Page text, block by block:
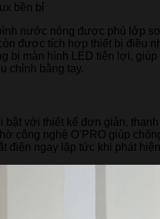
bền bỉ
nước nóng được phủ lớp
được tích hợp thiết bị điều
bị màn hình LED tiện lợi,
chỉnh bằng tay.
bật với thiết kế đơn giản,
công nghệ O’PRO giúp
điện ngay lặp tức khi phát